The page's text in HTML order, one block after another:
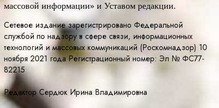
массовой информации» и Уставом редакции.
Сетевое издание зарегистрировано Федеральной
службой по надзору в сфере связи, информационных
технологий и массовых коммуникаций (Роскомнадзор) 10
ноября 2021 года Регистрационный номер: Эл № ФС77-
82215
Редактор Сердюк Ирина Владимировна